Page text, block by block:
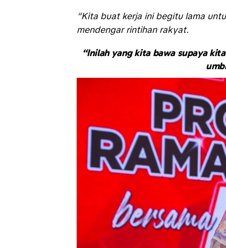
“Kita buat kerja ini begitu lama
mendengar rintihan rakyat.
“Inilah yang kita bawa supaya